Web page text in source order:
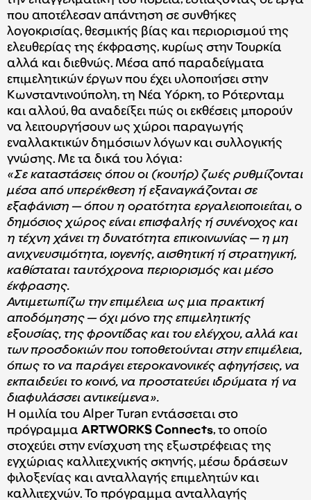
που αποτέλεσαν απάντηση σε συνθήκες
λογοκρισίας, θεσμικής βίας και περιορισμού της
ελευθερίας της έκφρασης, κυρίως στην Τουρκία
αλλά και διεθνώς. Μέσα από παραδείγματα
επιμελητικών έργων που έχει υλοποιήσει στην
Κωνσταντινούπολη, τη Νέα Υόρκη, το Ρότερνταμ
και αλλού, θα αναδείξει πώς οι εκθέσεις μπορούν
να λειτουργήσουν ως χώροι παραγωγής
εναλλακτικών δημόσιων λόγων και συλλογικής
γνώσης. Με τα δικά του λόγια:
«Σε καταστάσεις όπου οι (κουήρ) ζωές ρυθμίζονται
μέσα από υπερέκθεση ή εξαναγκάζονται σε
εξαφάνιση — όπου η ορατότητα εργαλειοποιείται, ο
δημόσιος χώρος είναι επισφαλής ή συνένοχος και
η τέχνη χάνει τη δυνατότητα επικοινωνίας — η μη
ανιχνευσιμότητα, ιογενής, αισθητική ή στρατηγική,
καθίσταται ταυτόχρονα περιορισμός και μέσο
έκφρασης.
Αντιμετωπίζω την επιμέλεια ως μια πρακτική
αποδόμησης — όχι μόνο της επιμελητικής
εξουσίας, της φροντίδας και του ελέγχου, αλλά και
των προσδοκιών που τοποθετούνται στην επιμέλεια,
όπως το να παράγει ετεροκανονικές αφηγήσεις, να
εκπαιδεύει το κοινό, να προστατεύει ιδρύματα ή να
διαφυλάσσει αντικείμενα».
Η ομιλία του Alper Turan εντάσσεται στο
πρόγραμμα ARTWORKS Connects, το οποίο
στοχεύει στην ενίσχυση της εξωστρέφειας της
εγχώριας καλλιτεχνικής σκηνής, μέσω δράσεων
φιλοξενίας και ανταλλαγής επιμελητών και
καλλιτεχνών. Το πρόγραμμα ανταλλαγής